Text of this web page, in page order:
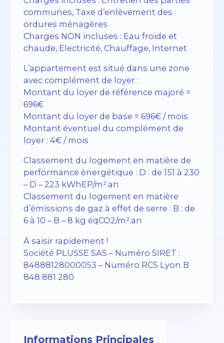
communes, Taxe d’enlèvement des
ordures ménagères
Charges NON incluses : Eau froide et
chaude, Electricité, Chauffage, Internet
L’appartement est situé dans une zone
avec complément de loyer :
Montant du loyer de référence majoré =
696€
Montant du loyer de base = 696€ / mois
Montant éventuel du complément de
loyer : 4€ / mois
Classement du logement en matière de
performance énergétique : D : de 151 à 230
– D – 223 kWhEP/m².an
Classement du logement en matière
d’émissions de gaz à effet de serre : B : de
6 à 10 – B – 8 kg éqCO2/m².an
À saisir rapidement !
Société PLUSSE SAS – ​​Numéro SIRET :
84888128000053 – Numéro RCS Lyon B
848 881 280
Informations Principales